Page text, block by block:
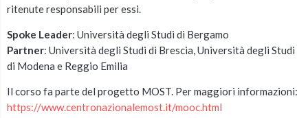
ritenute responsabili per essi.
Spoke Leader: Università degli Studi di Bergamo
Partner: Università degli Studi di Brescia, Università degli Studi
di Modena e Reggio Emilia
Il corso fa parte del progetto MOST. Per maggiori informazioni:
https://www.centronazionalemost.it/mooc.html